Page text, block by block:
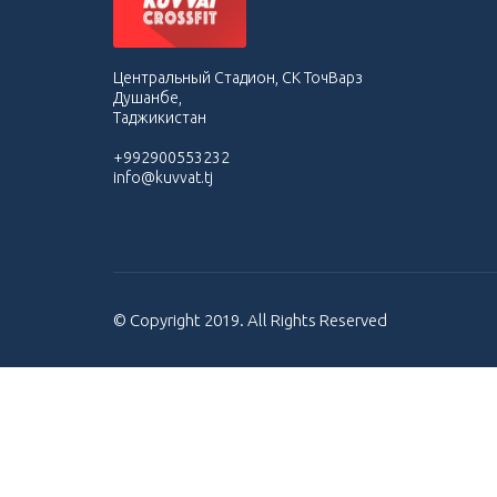
Центральный Стадион, СК ТочВарз
Душанбе,
Таджикистан
+992900553232
info@kuvvat.tj
© Copyright 2019. All Rights Reserved